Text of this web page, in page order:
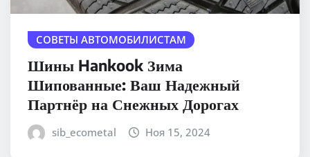
СОВЕТЫ АВТОМОБИЛИСТАМ
Шины Hankook Зима
Шипованные: Ваш Надежный
Партнёр на Снежных Дорогах
sib_ecometal Ноя 15, 2024